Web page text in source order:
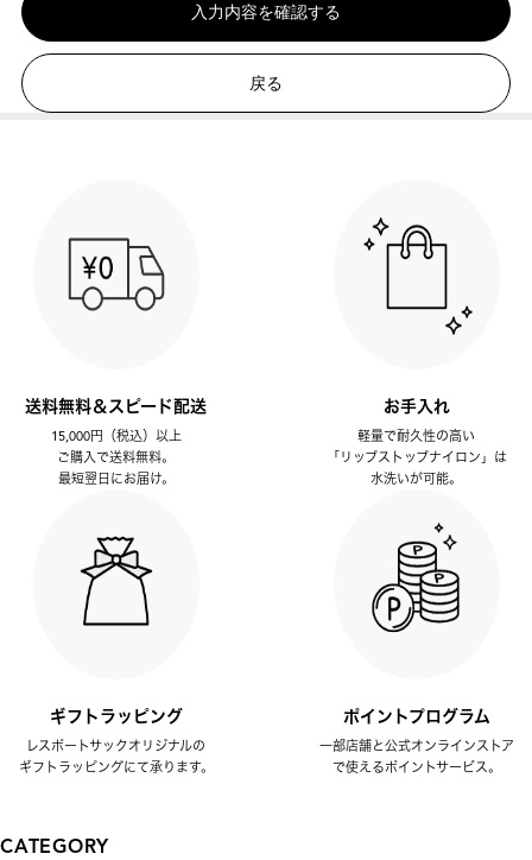
入力内容を確認する
戻る
送料無料＆スピード配送
15,000円（税込）以上
ご購入で送料無料。
最短翌日にお届け。
お手入れ
軽量で耐久性の高い
「リップストップナイロン」は
水洗いが可能。
ギフトラッピング
レスポートサックオリジナルの
ギフトラッピングにて承ります。
ポイントプログラム
一部店舗と公式オンラインストア
で使えるポイントサービス。
CATEGORY